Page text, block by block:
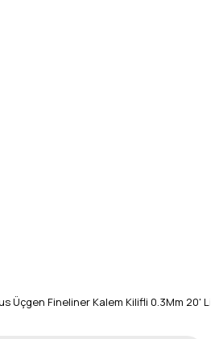
Üçgen Fineliner Kalem Kilifli 0.3Mm 20' Li